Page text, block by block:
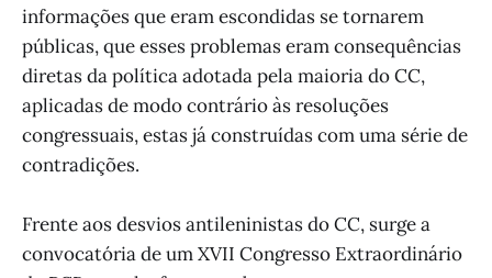
informações que eram escondidas se tornarem
públicas, que esses problemas eram consequências
diretas da política adotada pela maioria do CC,
aplicadas de modo contrário às resoluções
congressuais, estas já construídas com uma série de
contradições.
Frente aos desvios antileninistas do CC, surge a
convocatória de um XVII Congresso Extraordinário